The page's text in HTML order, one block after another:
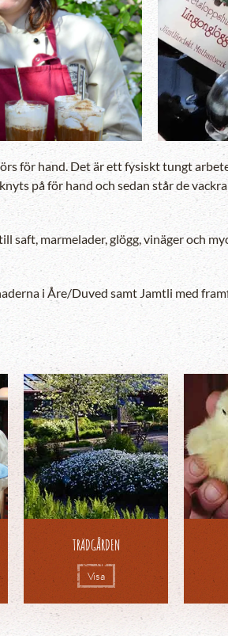
in
för hand. Det är ett fysiskt tungt
på för hand och sedan står de
marmelader, glögg, vinäger och
i Åre/Duved samt Jamtli med
TRÄDGÅRDEN
Visa